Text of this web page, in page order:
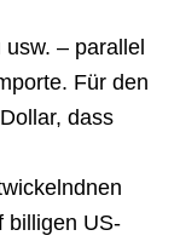
– parallel
Für den
dass
billigen US-